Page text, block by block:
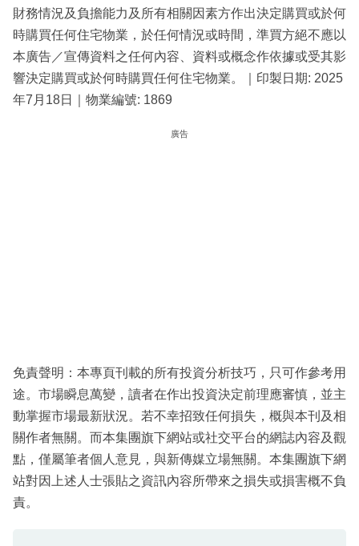
財務情況及負擔能力及所有相關因素方作出決定購買或於何
時購買任何住宅物業，於任何情況或時間，準買方絕不應以
本廣告／宣傳資料之任何內容、資料或概念作依據或受其影
響決定購買或於何時購買任何住宅物業。｜印製日期: 2025
年7月18日｜物業編號: 1869
廣告
免責聲明：本專頁刊載的所有投資分析技巧，只可作參考用
途。市場瞬息萬變，讀者在作出投資決定前理應審慎，並主
動掌握市場最新狀況。若不幸招致任何損失，概與本刊及相
關作者無關。而本集團旗下網站或社交平台的網誌內容及觀
點，僅屬筆者個人意見，與新傳媒立場無關。本集團旗下網
站對因上述人士張貼之資訊內容所帶來之損失或損害概不負
責。